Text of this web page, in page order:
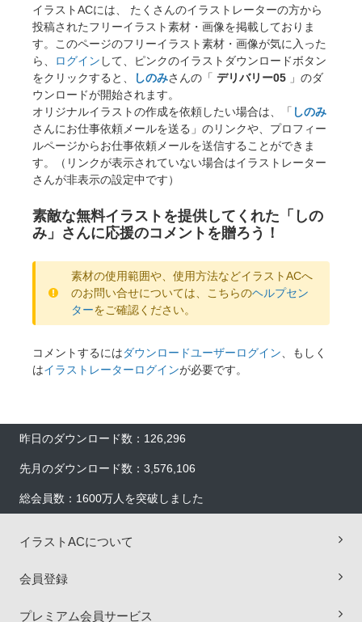
イラストACには、 たくさんのイラストレーターの方から
投稿されたフリーイラスト素材・画像を掲載しておりま
す。このページのフリーイラスト素材・画像が気に入った
ら、
ログイン して、ピンクのイラストダウンロードボタン
をクリックすると、
しのみさんの「 デリバリー05 」のダ
ウンロードが開始されます。
オリジナルイラストの作成を依頼したい場合は、「 しのみ
さんにお仕事依頼メールを送る」のリンクや、プロフィー
ルページからお仕事依頼メールを送信することができま
す。（リンクが表示されていない場合はイラストレーター
さんが非表示の設定中です）
素敵な無料イラストを提供してくれた「しの
み」さんに応援のコメントを贈ろう！
素材の使用範囲や、使用方法などイラストACへ
のお問い合せについては、こちらのヘルプセン
ターをご確認ください。
コメントするにはダウンロードユーザーログイン 、もしく
はイラストレーターログインが必要です。
昨日のダウンロード数：126,296
先月のダウンロード数：3,576,106
総会員数：1600万人を突破しました
イラストACについて
会員登録
プレミアム会員サービス